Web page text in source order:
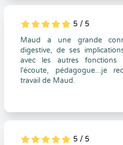
5
1
5
0 5 / 5
Maud a une grande
digestive, de ses
avec les autres fonctions
l'écoute, pédagogue...je
travail de Maud.
5
1
5
0 5 / 5